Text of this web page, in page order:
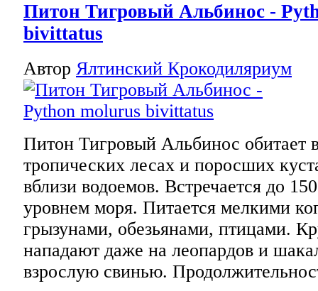
Питон Тигровый Альбинос -
bivittatus
Автор Ялтинский Крокодиляриум
Питон Тигровый Альбинос обитает
тропических лесах и поросших
вблизи водоемов. Встречается до
уровнем моря. Питается мелкими
грызунами, обезьянами, птицами.
нападают даже на леопардов и
взрослую свинью.